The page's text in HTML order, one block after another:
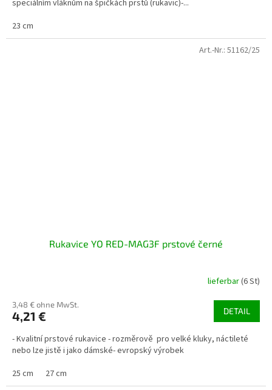
speciálním vláknům na špičkách prstů (rukavic)-...
23 cm
Rukavice YO RED-MAG3F prstové černé
lieferbar(6 St)
3,48 € ohne MwSt.
4,21 € DETAIL
- Kvalitní prstové rukavice - rozměrově pro velké kluky, náctileté
nebo lze jistě i jako dámské- evropský výrobek
25 cm
27 cm
Art.-Nr.: 51162/25